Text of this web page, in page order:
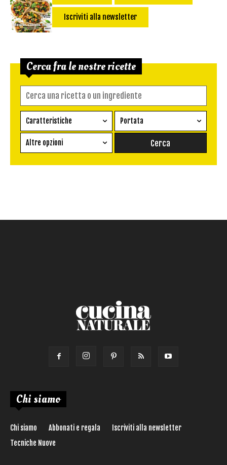
Iscriviti alla newsletter
Cerca fra le nostre ricette
Caratteristiche
Ricetta vegetariana
Senza glutine
Portata
Conserva
Altre opzioni
Chi siamo
Chi siamo Abbonati e regala
Iscriviti alla newsletter
Tecniche Nuove